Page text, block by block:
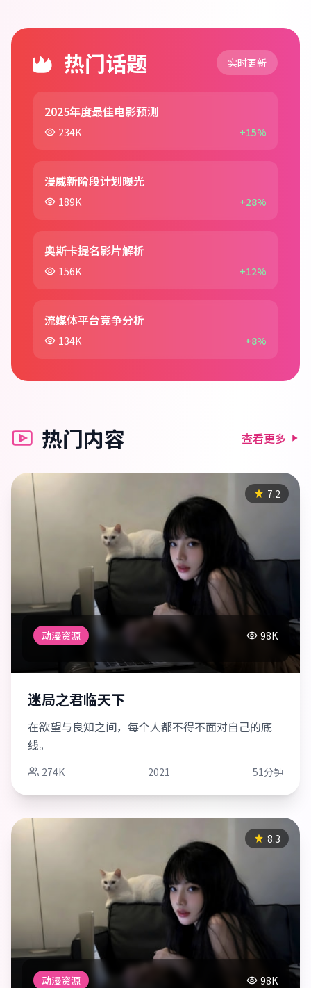
热门话题 实时更新
2025年度最佳电影预测
234K +15%
漫威新阶段计划曝光
189K +28%
奥斯卡提名影片解析
156K +12%
流媒体平台竞争分析
134K +8%
热门内容 查看更多
7.2
动漫资源 98K
迷局之君临天下
在欲望与良知之间，每个人都不得不面对自己的底
线。
274K 2021 51分钟
8.3
动漫资源 98K